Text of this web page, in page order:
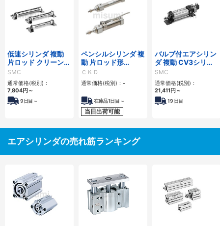
低速シリンダ 複動
片ロッド クリーンシ
リーズ 10-/11-
CM2X-Zシリーズ
SMC
通常価格(税別)：
7,804円 ～
9 日目～
ペンシルシリンダ 複
動 片ロッド形
SCPD3シリーズ
ＣＫＤ
通常価格(税別)： -
在庫品1日目～
当日出荷可能
バルブ付エアシリン
ダ 複動 CV3シリー
ズ
SMC
通常価格(税別)：
21,411円 ～
19 日目
エアシリンダの売れ筋ランキング